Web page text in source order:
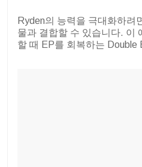
Ryden의 능력을 극대화하려
물과 결합할 수 있습니다. 이
할 때 EP를 회복하는 Double